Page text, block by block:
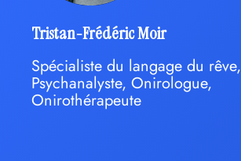
Tristan-Frédéric Moir
Spécialiste du langage du rêve,
Psychanalyste, Onirologue,
Onirothérapeute